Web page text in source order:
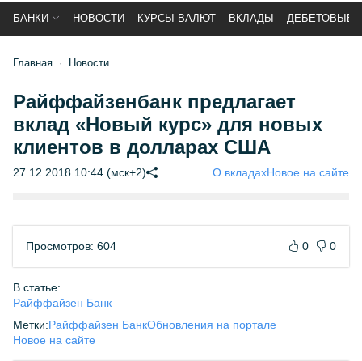
БАНКИ НОВОСТИ КУРСЫ ВАЛЮТ ВКЛАДЫ ДЕБЕТОВЫЕ
Главная Новости
Райффайзенбанк предлагает
вклад «Новый курс» для новых
клиентов в долларах США
27.12.2018 10:44 (мск+2) О вкладахНовое на сайте
Просмотров: 604 0 0
В статье:
Райффайзен Банк
Метки:Райффайзен БанкОбновления на портале
Новое на сайте